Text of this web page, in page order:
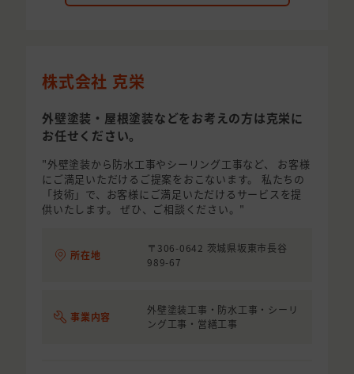
株式会社 克栄
外壁塗装・屋根塗装などをお考えの方は克栄に
お任せください。
"外壁塗装から防水工事やシーリング工事など、 お客様
にご満足いただけるご提案をおこないます。 私たちの
「技術」で、お客様にご満足いただけるサービスを提
供いたします。 ぜひ、ご相談ください。"
所在地
〒306-0642 茨城県坂東市長谷
989-67
事業内容
外壁塗装工事・防水工事・シーリ
ング工事・営繕工事